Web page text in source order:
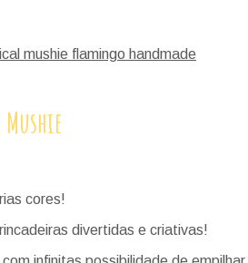
cores!
divertidas e criativas!